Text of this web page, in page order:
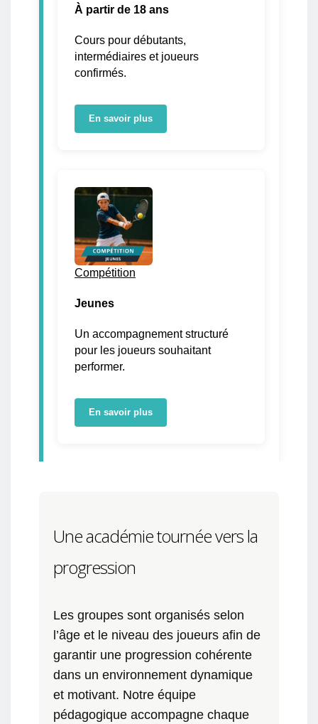
À partir de 18 ans
Cours pour débutants,
intermédiaires et joueurs
confirmés.
En savoir plus
Compétition
Jeunes
Un accompagnement structuré
pour les joueurs souhaitant
performer.
En savoir plus
Une académie tournée vers la
progression
Les groupes sont organisés selon
l’âge et le niveau des joueurs afin de
garantir une progression cohérente
dans un environnement dynamique
et motivant. Notre équipe
pédagogique accompagne chaque